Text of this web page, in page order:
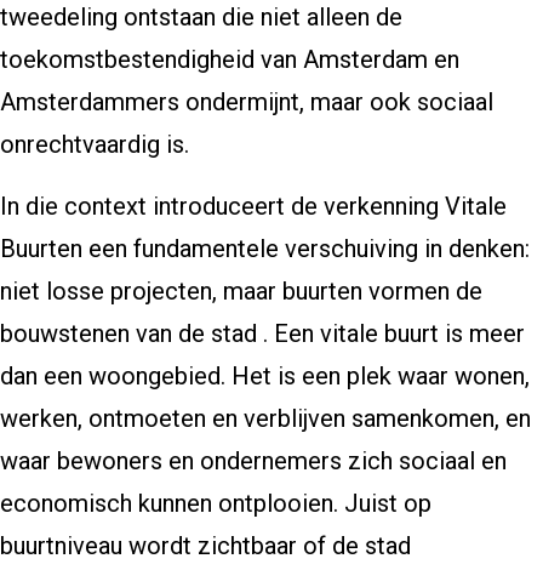
tweedeling ontstaan die niet alleen de
toekomstbestendigheid van Amsterdam en
Amsterdammers ondermijnt, maar ook sociaal
onrechtvaardig is.
In die context introduceert de verkenning Vitale
Buurten een fundamentele verschuiving in denken:
niet losse projecten, maar buurten vormen de
bouwstenen van de stad . Een vitale buurt is meer
dan een woongebied. Het is een plek waar wonen,
werken, ontmoeten en verblijven samenkomen, en
waar bewoners en ondernemers zich sociaal en
economisch kunnen ontplooien. Juist op
buurtniveau wordt zichtbaar of de stad